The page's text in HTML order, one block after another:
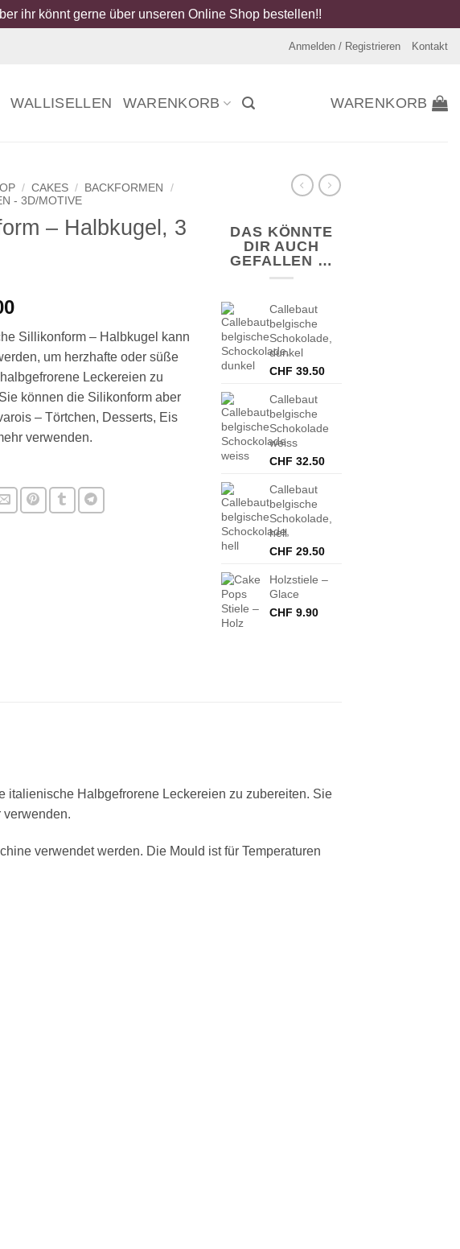
ihr könnt gerne über unseren Online Shop bestellen!!
Anmelden / Registrieren Kontakt
WALLISELLEN WARENKORB WARENKORB
/ CAKES / BACKFORMEN
/
- 3D/MOTIVE
– Halbkugel, 3
Sillikonform – Halbkugel kann
um herzhafte oder süße
Leckereien zu
können die Silikonform aber
– Törtchen, Desserts, Eis
verwenden.
DAS KÖNNTE
DIR AUCH
GEFALLEN …
Callebaut
belgische
Schokolade,
dunkel
CHF 39.50
Callebaut
belgische
Schokolade
weiss
CHF 32.50
Callebaut
belgische
Schokolade,
hell
CHF 29.50
Holzstiele –
Glace
CHF 9.90
italienische Halbgefrorene Leckereien zu zubereiten. Sie
verwenden.
verwendet werden. Die Mould ist für Temperaturen